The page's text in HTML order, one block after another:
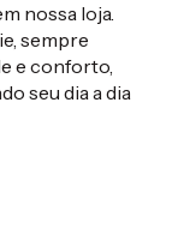
nossa loja.
sempre
e conforto,
seu dia a dia